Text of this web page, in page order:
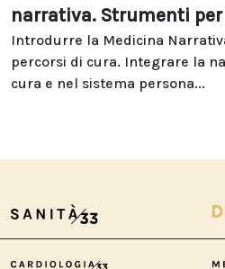
narrativa. Strumenti
Introdurre la Medicina
percorsi di cura. Integrare la
cura e nel sistema persona...